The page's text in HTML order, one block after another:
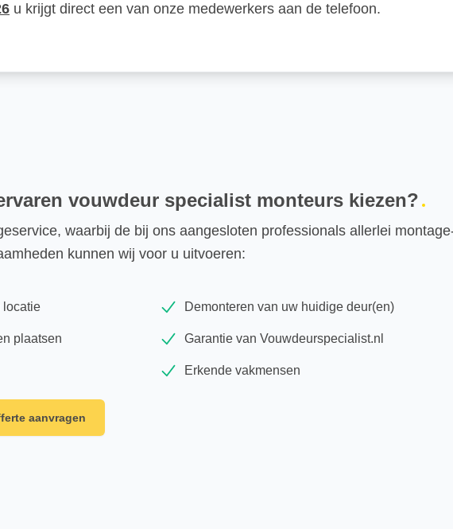
u krijgt direct een van onze medewerkers aan de telefoon.
vouwdeur specialist monteurs kiezen?
waarbij de bij ons aangesloten professionals allerlei
kunnen wij voor u uitvoeren:
locatie Demonteren van uw huidige deur(en)
plaatsen Garantie van Vouwdeurspecialist.nl
Erkende vakmensen
aanvragen